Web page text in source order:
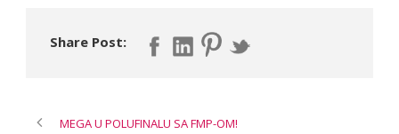
Share Post:
MEGA U POLUFINALU SA FMP-OM!